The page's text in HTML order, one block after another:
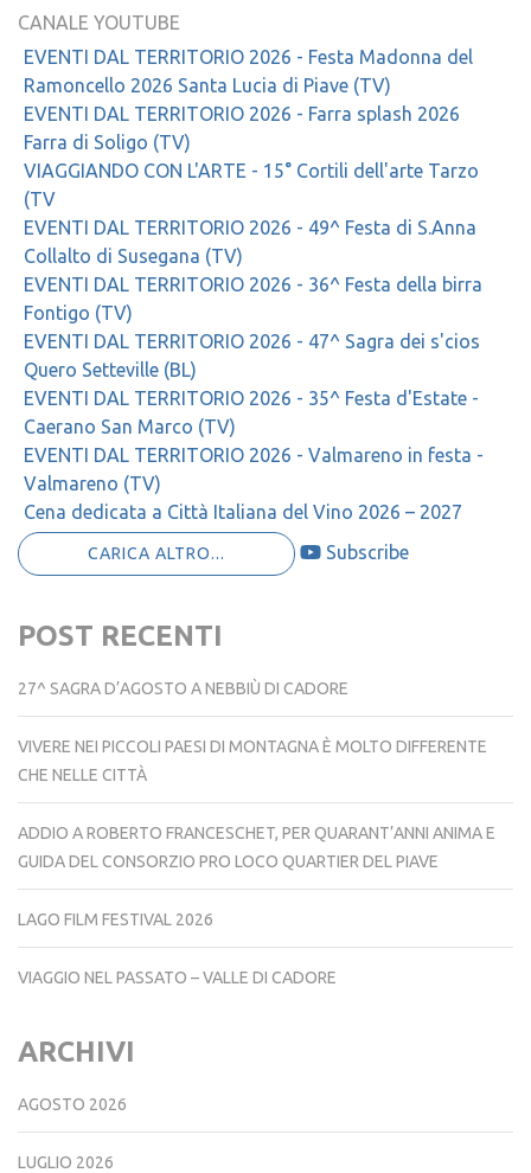
CANALE YOUTUBE
EVENTI DAL TERRITORIO 2026 - Festa Madonna del
Ramoncello 2026 Santa Lucia di Piave (TV)
EVENTI DAL TERRITORIO 2026 - Farra splash 2026
Farra di Soligo (TV)
VIAGGIANDO CON L'ARTE - 15° Cortili dell'arte Tarzo
(TV
EVENTI DAL TERRITORIO 2026 - 49^ Festa di S.Anna
Collalto di Susegana (TV)
EVENTI DAL TERRITORIO 2026 - 36^ Festa della birra
Fontigo (TV)
EVENTI DAL TERRITORIO 2026 - 47^ Sagra dei s'cios
Quero Setteville (BL)
EVENTI DAL TERRITORIO 2026 - 35^ Festa d'Estate -
Caerano San Marco (TV)
EVENTI DAL TERRITORIO 2026 - Valmareno in festa -
Valmareno (TV)
Cena dedicata a Città Italiana del Vino 2026 – 2027
CARICA ALTRO... Subscribe
POST RECENTI
27^ SAGRA D’AGOSTO A NEBBIÙ DI CADORE
VIVERE NEI PICCOLI PAESI DI MONTAGNA È MOLTO DIFFERENTE
CHE NELLE CITTÀ
ADDIO A ROBERTO FRANCESCHET, PER QUARANT’ANNI ANIMA E
GUIDA DEL CONSORZIO PRO LOCO QUARTIER DEL PIAVE
LAGO FILM FESTIVAL 2026
VIAGGIO NEL PASSATO – VALLE DI CADORE
ARCHIVI
AGOSTO 2026
LUGLIO 2026